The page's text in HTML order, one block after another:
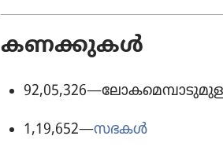
പ്ലേ
കണക്കുകൾ
92,05,326
1,19,652—സഭകൾ